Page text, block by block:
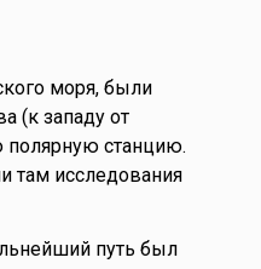
моря, были
(к западу от
станцию.
там исследования
путь был